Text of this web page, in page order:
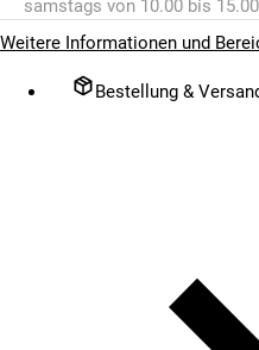
samstags von 10.00 bis
Weitere Informationen und
Bestellung &